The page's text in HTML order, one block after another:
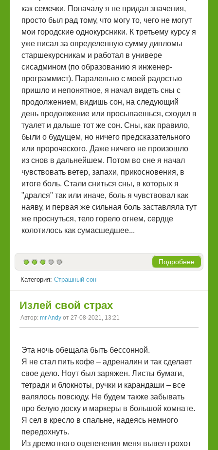
как семечки. Поначалу я не придал значения,
просто был рад тому, что могу то, чего не могут
мои городские однокурсники. К третьему курсу я
уже писал за определенную сумму дипломы
старшекурсникам и работал в универе
сисадмином (по образованию я инженер-
программист). Паралельно с моей радостью
пришло и непонятное, я начал видеть сны с
продолжением, видишь сон, на следующий
день продолжение или просыпаешься, сходил в
туалет и дальше тот же сон. Сны, как правило,
были о будущем, но ничего предсказательного
или пророческого. Даже ничего не произошло
из снов в дальнейшем. Потом во сне я начал
чувствовать ветер, запахи, прикосновения, в
итоге боль. Стали сниться сны, в которых я
"дрался" так или иначе, боль я чувствовал как
наяву, и первая же сильная боль заставляла тут
же проснуться, тело горело огнем, сердце
колотилось как сумасшедшее...
Подробнее
Категория: Страшный сон
Излей свой страх
Автор: mr Andy от 27-08-2021, 13:21
Эта ночь обещала быть бессонной.
Я не стал пить кофе – адреналин и так сделает
свое дело. Ноут был заряжен. Листы бумаги,
тетради и блокноты, ручки и карандаши – все
валялось повсюду. Не будем также забывать
про белую доску и маркеры в большой комнате.
Я сел в кресло в спальне, надеясь немного
передохнуть.
Из дремотного оцепенения меня вывел грохот